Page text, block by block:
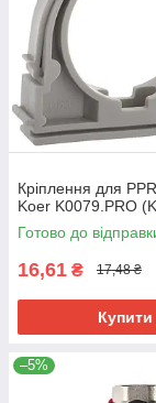
Кріплення для
Koer K0079.PRO
Готово до
16,61 ₴ 17,48 ₴
Купити
–5%